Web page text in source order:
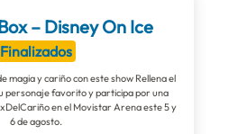
– Disney On Ice
Finalizados
magia y cariño con este show Rellena el
personaje favorito y participa por una
Arena este 5 y
6 de agosto.